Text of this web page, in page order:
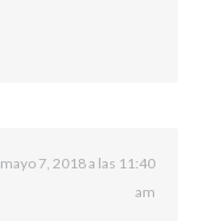
mayo 7, 2018 a las 11:40
am